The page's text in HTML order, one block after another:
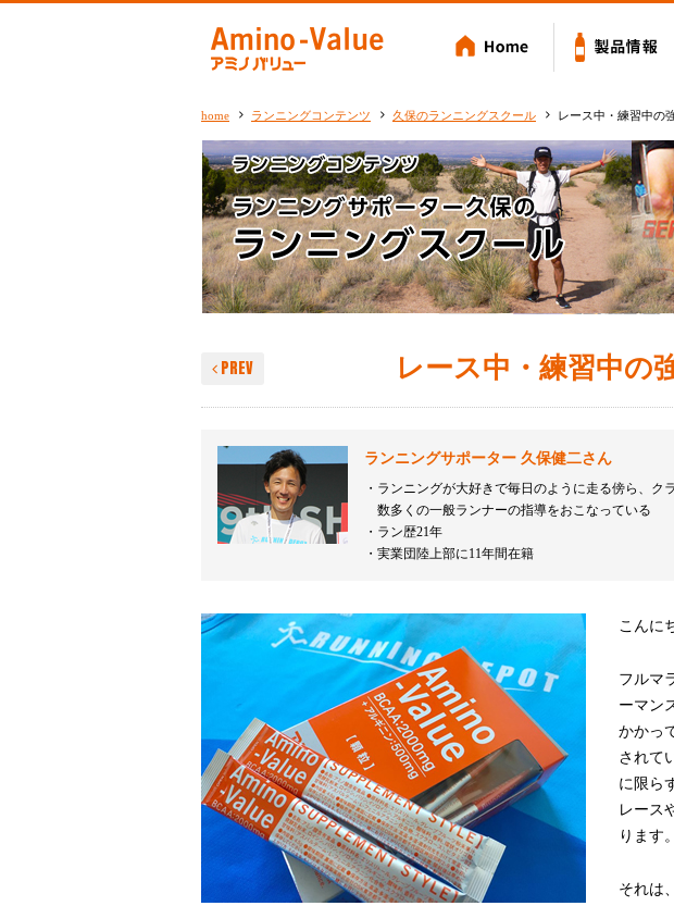
Amino-Value アミノバリュー
home ランニングコンテンツ 久保のランニングスクール レース中・練習中の
レース中・練習中の
PREV
ランニングサポーター 久保健二さん
ランニングが大好きで毎日のように走る傍ら、ク
数多くの一般ランナーの指導をおこなっている
ラン歴21年
実業団陸上部に11年間在籍
こんに
フルマ
ーマン
かかっ
されて
に限ら
レース
ります。
それは